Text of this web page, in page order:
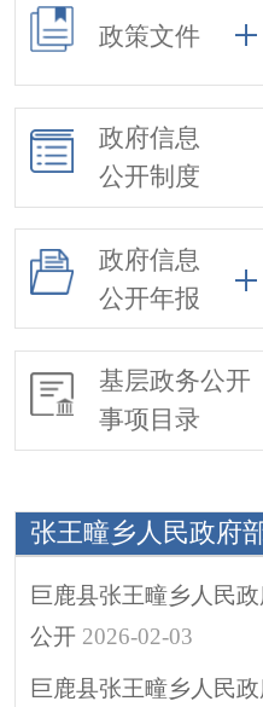
政策文件
政府信息
公开制度
政府信息
公开年报
基层政务公开
事项目录
张王疃乡人民政府
巨鹿县张王疃乡人民
公开 2026-02-03
巨鹿县张王疃乡人民